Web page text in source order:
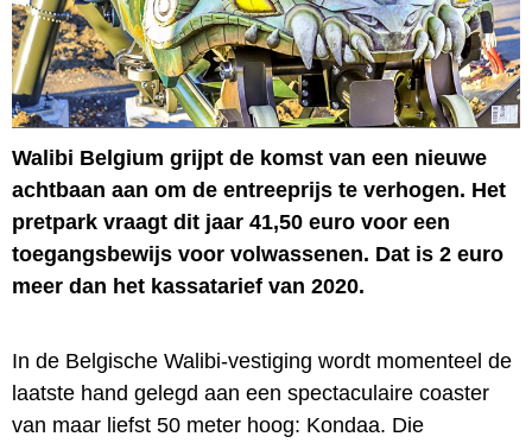
Walibi Belgium grijpt de komst van een nieuwe
achtbaan aan om de entreeprijs te verhogen. Het
pretpark vraagt dit jaar 41,50 euro voor een
toegangsbewijs voor volwassenen. Dat is 2 euro
meer dan het kassatarief van 2020.
In de Belgische Walibi-vestiging wordt momenteel de
laatste hand gelegd aan een spectaculaire coaster
van maar liefst 50 meter hoog: Kondaa. Die